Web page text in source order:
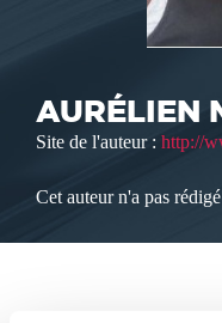
AURÉLIEN
Site de l'auteur : http://
Cet auteur n'a pas